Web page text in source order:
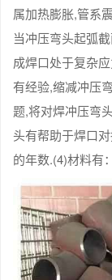
属加热膨胀,管系
当冲压弯头起弧
成焊口处于复杂
有经验,缩减冲压
题,将对焊冲压弯
头有帮助于焊口
的年数.(4)材料有